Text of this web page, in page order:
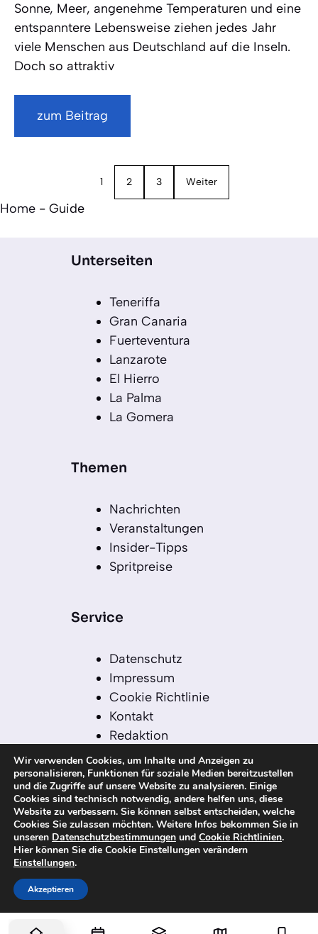
Sonne, Meer, angenehme Temperaturen und eine
entspanntere Lebensweise ziehen jedes Jahr
viele Menschen aus Deutschland auf die Inseln.
Doch so attraktiv
zum Beitrag
1 2 3 Weiter
Home - Guide
Unterseiten
Teneriffa
Gran Canaria
Fuerteventura
Lanzarote
El Hierro
La Palma
La Gomera
Themen
Nachrichten
Veranstaltungen
Insider-Tipps
Spritpreise
Service
Datenschutz
Impressum
Cookie Richtlinie
Kontakt
Redaktion
Redaktionelle Leitlinien
Sitemap
Einsatz von KI in der
Redaktion
© 2026 kanaren-nachrichten.com – Alle
Rechte vorbehalten
Wir verwenden Cookies, um Inhalte und Anzeigen zu
personalisieren, Funktionen für soziale Medien bereitzustellen
und die Zugriffe auf unsere Website zu analysieren. Einige
Cookies sind technisch notwendig, andere helfen uns, diese
Website zu verbessern. Sie können selbst entscheiden, welche
Cookies Sie zulassen möchten. Weitere Infos bekommen Sie in
unseren Datenschutzbestimmungen und Cookie Richtlinien.
Hier können Sie die Cookie Einstellungen verändern
Einstellungen.
Akzeptieren